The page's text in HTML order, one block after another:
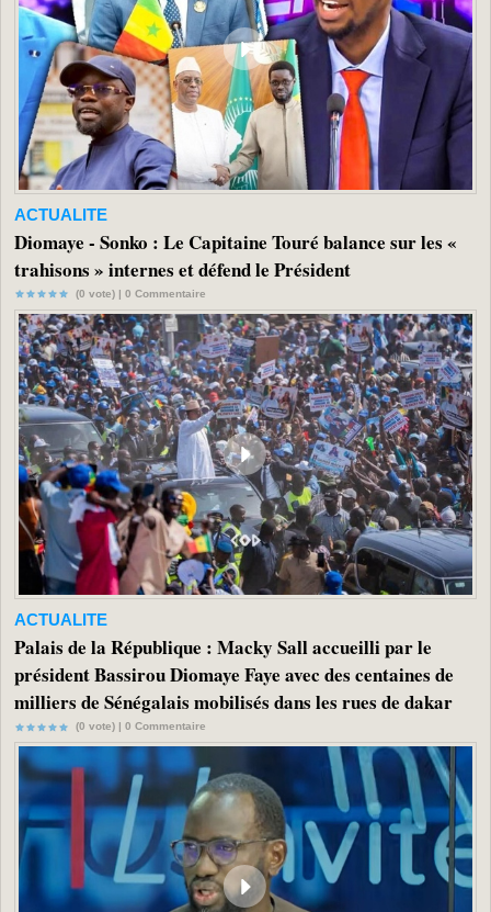
ACTUALITE
Diomaye - Sonko : Le Capitaine Touré balance sur les «
trahisons » internes et défend le Président
(0 vote) | 0 Commentaire
ACTUALITE
Palais de la République : Macky Sall accueilli par le
président Bassirou Diomaye Faye avec des centaines de
milliers de Sénégalais mobilisés dans les rues de dakar
(0 vote) | 0 Commentaire